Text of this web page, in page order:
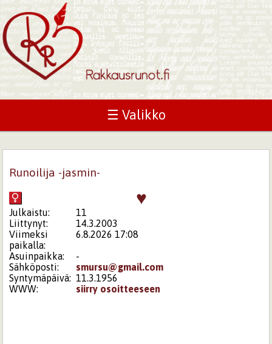
☰ Valikko
Runoilija -jasmin-
♥
Julkaistu:
11
Liittynyt:
14.3.2003
Viimeksi
paikalla:
6.8.2026 17:08
Asuinpaikka:
-
Sähköposti:
smursu@gmail.com
Syntymäpäivä: 11.3.1956
WWW:
siirry osoitteeseen